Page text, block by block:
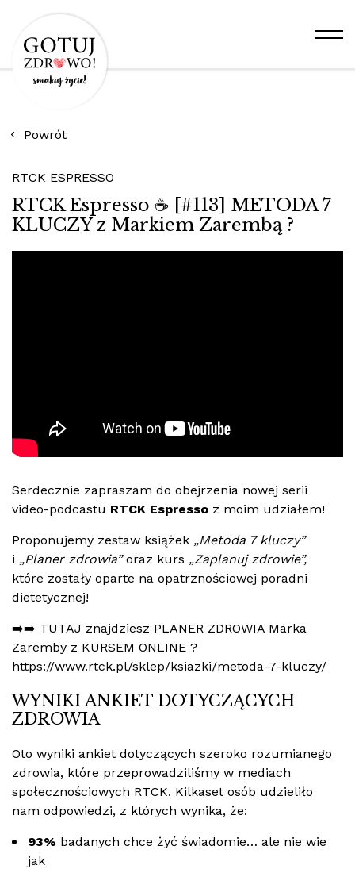
Powrót
RTCK ESPRESSO
RTCK Espresso ☕️ [#113] METODA 7
KLUCZY z Markiem Zarembą ?
Serdecznie zapraszam do obejrzenia nowej serii
video-podcastu RTCK Espresso z moim udziałem!
Proponujemy zestaw książek „Metoda 7 kluczy”
i „Planer zdrowia”oraz kurs „Zaplanuj zdrowie”,
które zostały oparte na opatrznościowej poradni
dietetycznej!
➡️➡️ TUTAJ znajdziesz PLANER ZDROWIA Marka
Zaremby z KURSEM ONLINE ?
https://www.rtck.pl/sklep/ksiazki/metoda-7-kluczy/
WYNIKI ANKIET DOTYCZĄCYCH
ZDROWIA
Oto wyniki ankiet dotyczących szeroko rozumianego
zdrowia, które przeprowadziliśmy w mediach
społecznościowych RTCK. Kilkaset osób udzieliło
nam odpowiedzi, z których wynika, że:
93% badanych chce żyć świadomie… ale nie wie
jak